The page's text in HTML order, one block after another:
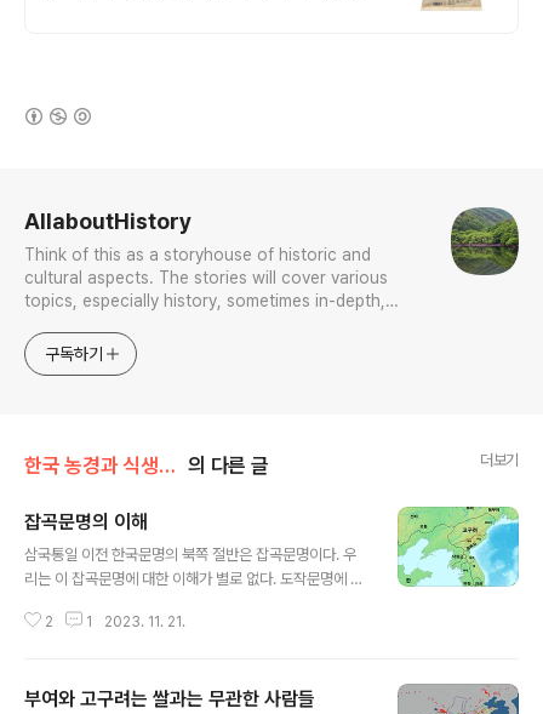
AllaboutHistory
Think of this as a storyhouse of historic and
cultural aspects. The stories will cover various
topics, especially history, sometimes in-depth,
approach will be to resist any common sense or
generalized viewpoint
구독하기
한국 농경과 식생활의 역사 의 다른 글 더보기
잡곡문명의 이해
삼국통일 이전 한국문명의 북쪽 절반은 잡곡문명이다. 우
리는 이 잡곡문명에 대한 이해가 별로 없다. 도작문명에 익
비슷한 것이었거니 한다. 그러나 쌀농사가 없는 문명은 그
삼국지의 기술을 보면 "오곡"이 난다고 했다. 삼국지 기술
2 1 2023. 11. 21.
부여와 고구려는 쌀과는 무관한 사람들